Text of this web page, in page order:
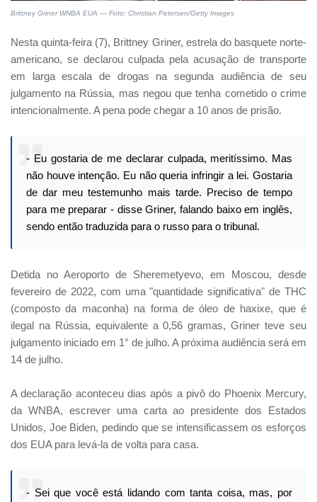
Brittney Griner WNBA EUA — Foto: Christian Petersen/Getty Images
Nesta quinta-feira (7), Brittney Griner, estrela do basquete norte-
americano, se declarou culpada pela acusação de transporte
em larga escala de drogas na segunda audiência de seu
julgamento na Rússia, mas negou que tenha cometido o crime
intencionalmente. A pena pode chegar a 10 anos de prisão.
- Eu gostaria de me declarar culpada, meritíssimo. Mas
não houve intenção. Eu não queria infringir a lei. Gostaria
de dar meu testemunho mais tarde. Preciso de tempo
para me preparar - disse Griner, falando baixo em inglês,
sendo então traduzida para o russo para o tribunal.
Detida no Aeroporto de Sheremetyevo, em Moscou, desde
fevereiro de 2022, com uma "quantidade significativa" de THC
(composto da maconha) na forma de óleo de haxixe, que é
ilegal na Rússia, equivalente a 0,56 gramas, Griner teve seu
julgamento iniciado em 1° de julho. A próxima audiência será em
14 de julho.
A declaração aconteceu dias após a pivô do Phoenix Mercury,
da WNBA, escrever uma carta ao presidente dos Estados
Unidos, Joe Biden, pedindo que se intensificassem os esforços
dos EUA para levá-la de volta para casa.
- Sei que você está lidando com tanta coisa, mas, por